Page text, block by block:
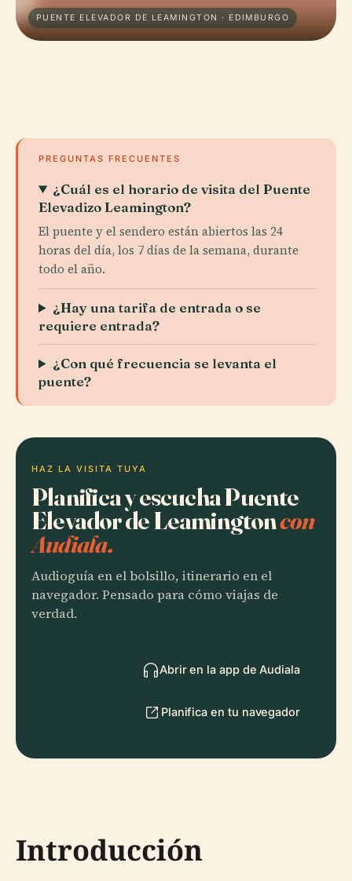
PUENTE ELEVADOR DE LEAMINGTON · EDIMBURGO
PREGUNTAS FRECUENTES
¿Cuál es el horario de visita del Puente
Elevadizo Leamington?
El puente y el sendero están abiertos las 24
horas del día, los 7 días de la semana, durante
todo el año.
¿Hay una tarifa de entrada o se
requiere entrada?
¿Con qué frecuencia se levanta el
puente?
HAZ LA VISITA TUYA
Planifica y escucha Puente
Elevador de Leamingtoncon
Audiala.
Audioguía en el bolsillo, itinerario en el
navegador. Pensado para cómo viajas de
verdad.
Abrir en la app de Audiala
Planifica en tu navegador
Introducción